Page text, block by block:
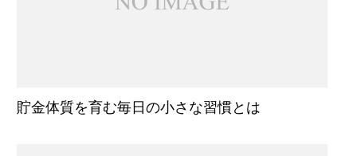
貯金体質を育む毎日の小さな習慣とは